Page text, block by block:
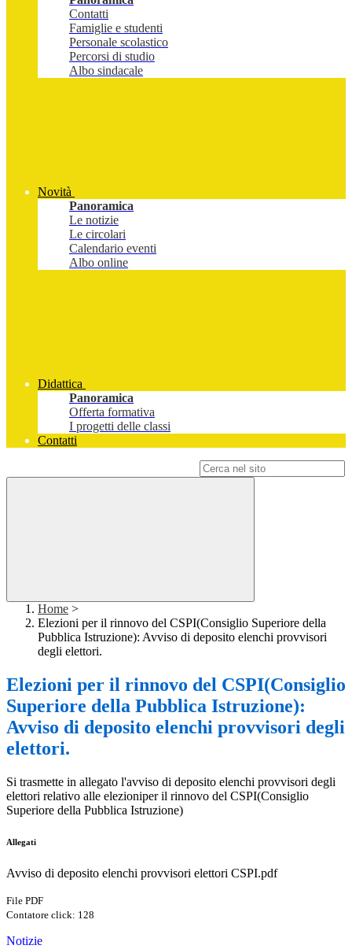
Contatti
Famiglie e studenti
Personale scolastico
Percorsi di studio
Albo sindacale
Novità
Panoramica
Le notizie
Le circolari
Calendario eventi
Albo online
Didattica
Panoramica
Offerta formativa
I progetti delle classi
Contatti
Home >
Elezioni per il rinnovo del CSPI(Consiglio Superiore della
Pubblica Istruzione): Avviso di deposito elenchi provvisori
degli elettori.
Elezioni per il rinnovo del CSPI(Consiglio
Superiore della Pubblica Istruzione):
Avviso di deposito elenchi provvisori degli
elettori.
Si trasmette in allegato l'avviso di deposito elenchi provvisori degli
elettori relativo alle elezioniper il rinnovo del CSPI(Consiglio
Superiore della Pubblica Istruzione)
Allegati
Avviso di deposito elenchi provvisori elettori CSPI.pdf
File PDF
Contatore click: 128
Notizie